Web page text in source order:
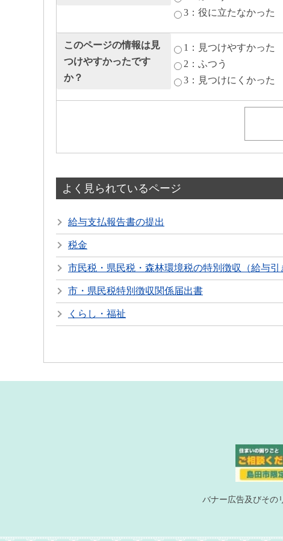
3：役に立たなかった
このページの情報は見
つけやすかったです
か？
1：見つけやすかった
2：ふつう
3：見つけにくかった
よく見られているページ
給与支払報告書の提出
税金
市民税・県民税・森林環境税の特別徴収（給与引
市・県民税特別徴収関係届出書
くらし・福祉
バナー広告及びその